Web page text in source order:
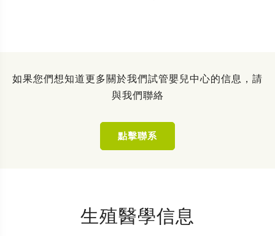
如果您們想知道更多關於我們試管嬰兒中心的信息，請
與我們聯絡
點擊聯系
生殖醫學信息